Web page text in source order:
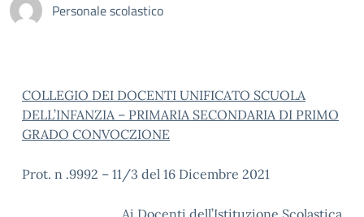
Personale scolastico
COLLEGIO DEI DOCENTI UNIFICATO SCUOLA
DELL’INFANZIA – PRIMARIA SECONDARIA DI PRIMO
GRADO CONVOCZIONE
Prot. n .9992 – 11/3 del 16 Dicembre 2021
Ai Docenti dell’Istituzione Scolastica